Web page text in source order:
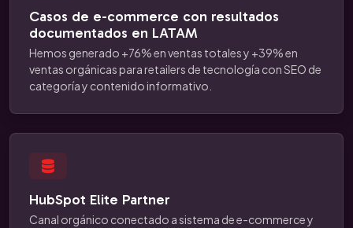
Casos de e-commerce con resultados
documentados en LATAM
Hemos generado +76% en ventas totales y +39% en
ventas orgánicas para retailers de tecnología con SEO de
categoría y contenido informativo.
HubSpot Elite Partner
Canal orgánico conectado a sistema de e-commerce y